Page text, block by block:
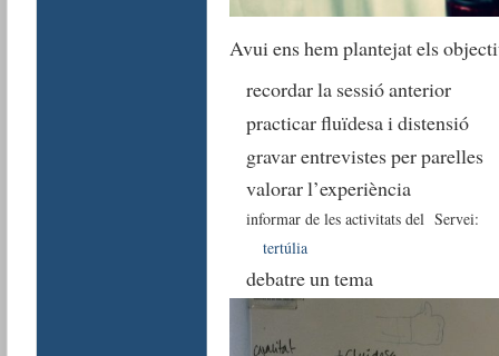
Avui ens hem plantejat els
recordar la sessió anterior
practicar fluïdesa i distensió
gravar entrevistes per parelles
valorar l’experiència
informar de les activitats del Servei:
tertúlia
debatre un tema